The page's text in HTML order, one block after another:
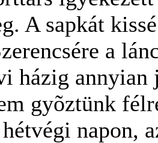
A sapkát
a
házig annyian
gyõztünk
napon,